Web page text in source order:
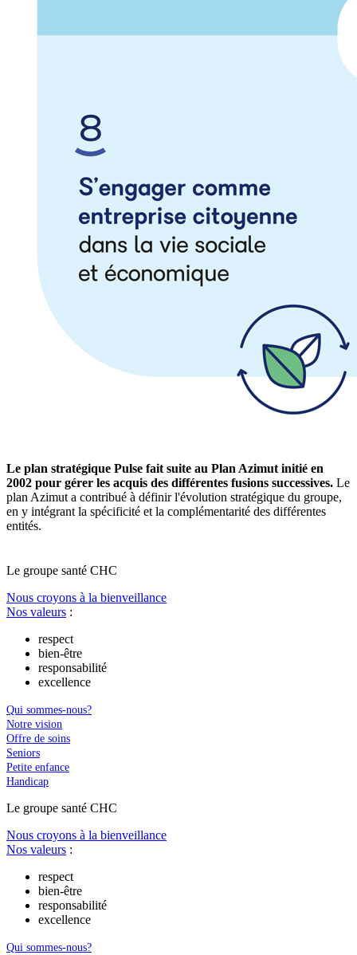
Le plan stratégique Pulse fait suite au Plan Azimut initié en
2002 pour gérer les acquis des différentes fusions successives. Le
plan Azimut a contribué à définir l'évolution stratégique du groupe,
en y intégrant la spécificité et la complémentarité des différentes
entités.
Le groupe santé CHC
Nous croyons à la bienveillance
Nos valeurs :
respect
bien-être
responsabilité
excellence
Qui sommes-nous?
Notre vision
Offre de soins
Seniors
Petite enfance
Handicap
Le groupe santé CHC
Nous croyons à la bienveillance
Nos valeurs :
respect
bien-être
responsabilité
excellence
Qui sommes-nous?